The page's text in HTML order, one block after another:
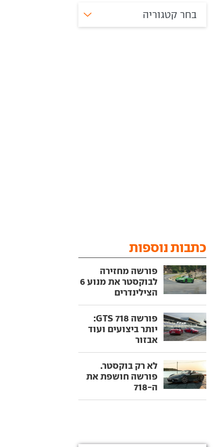
בחר קטגוריה
כתבות נוספות
פורשה מחזירה
לבוקסטר את מנוע 6
הצילינדרים
פורשה 718 GTS:
יותר ביצועים ועוד
אבזור
לא רק בוקסטר.
פורשה חושפת את
ה-718